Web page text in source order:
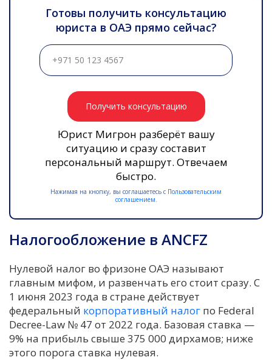
Готовы получить консультацию
юриста в ОАЭ прямо сейчас?
Получить консультацию
Юрист Мигрон разберёт вашу
ситуацию и сразу составит
персональный маршрут. Отвечаем
быстро.
Нажимая на кнопку, вы соглашаетесь с Пользовательским
соглашением.
Налогообложение в ANCFZ
Нулевой налог во фризоне ОАЭ называют
главным мифом, и развенчать его стоит сразу. С
1 июня 2023 года в стране действует
федеральный корпоративный налог по Federal
Decree-Law № 47 от 2022 года. Базовая ставка —
9% на прибыль свыше 375 000 дирхамов; ниже
этого порога ставка нулевая.